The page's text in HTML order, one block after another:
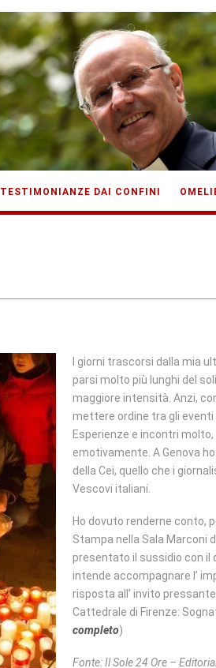
TESTIMONIANZE DAI CONFINI
I giorni trascorsi dalla mia
parsi molto più lunghi del
maggiore intensità. Anzi,
mettere ordine tra gli eventi
Esperienze e incontri
emotivamente. A Genova
della Cei, quello che i
Vescovi italiani.
Ho dovuto renderne conto,
Stampa nella Sala Marconi
presentato il sussidio con il
intende accompagnare l’
risposta all’ invito
Cattedrale di Firenze:
completo)
Fonte: Il Sole 24 Ore –